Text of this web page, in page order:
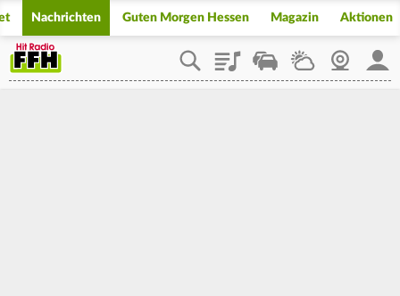
Nachrichten Guten Morgen Hessen Magazin Aktionen
PlaylistStaupilotWetterWebcam